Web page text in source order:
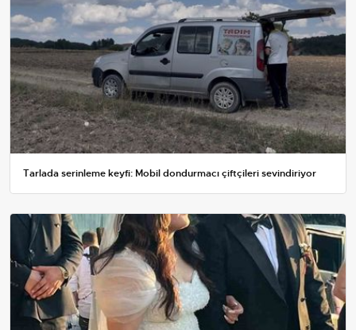
Tarlada serinleme keyfi: Mobil dondurmacı çiftçileri sevindiriyor